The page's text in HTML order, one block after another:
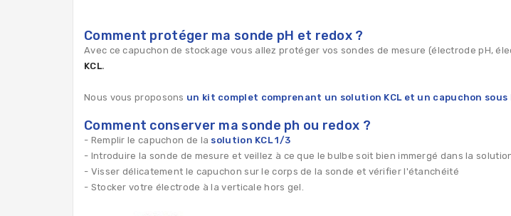
Comment protéger ma sonde pH et redox ?
Avec ce capuchon de stockage vous allez protéger vos sondes de mesure (électrode pH,
KCL.
Nous vous proposons un kit complet comprenant un solution KCL et un capuchon
Comment conserver ma sonde ph ou redox ?
- Remplir le capuchon de la solution KCL 1/3
- Introduire la sonde de mesure et veillez à ce que le bulbe soit bien immergé dans la
- Visser délicatement le capuchon sur le corps de la sonde et vérifier l'étanchéité
- Stocker votre électrode à la verticale hors gel.